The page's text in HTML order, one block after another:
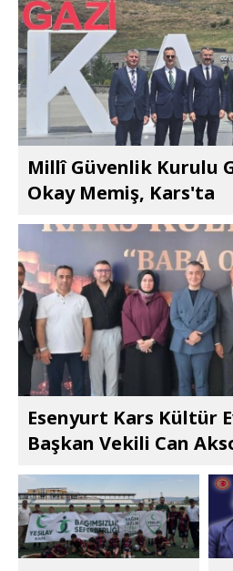
Millî Güvenlik Kurulu
Okay Memiş, Kars'ta
Esenyurt Kars Kültür
Başkan Vekili Can